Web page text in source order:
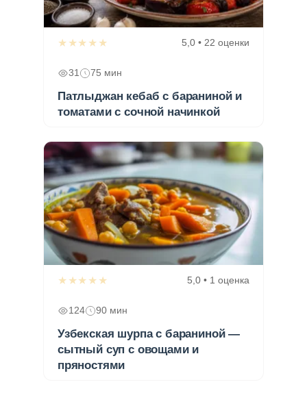
★★★★★ 5,0 • 22 оценки
31 75 мин
Патлыджан кебаб с бараниной и
томатами с сочной начинкой
★★★★★ 5,0 • 1 оценка
124 90 мин
Узбекская шурпа с бараниной —
сытный суп с овощами и
пряностями